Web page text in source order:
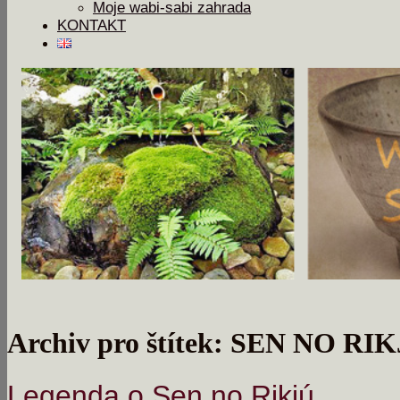
Moje wabi-sabi zahrada
KONTAKT
Archiv pro štítek: SEN NO